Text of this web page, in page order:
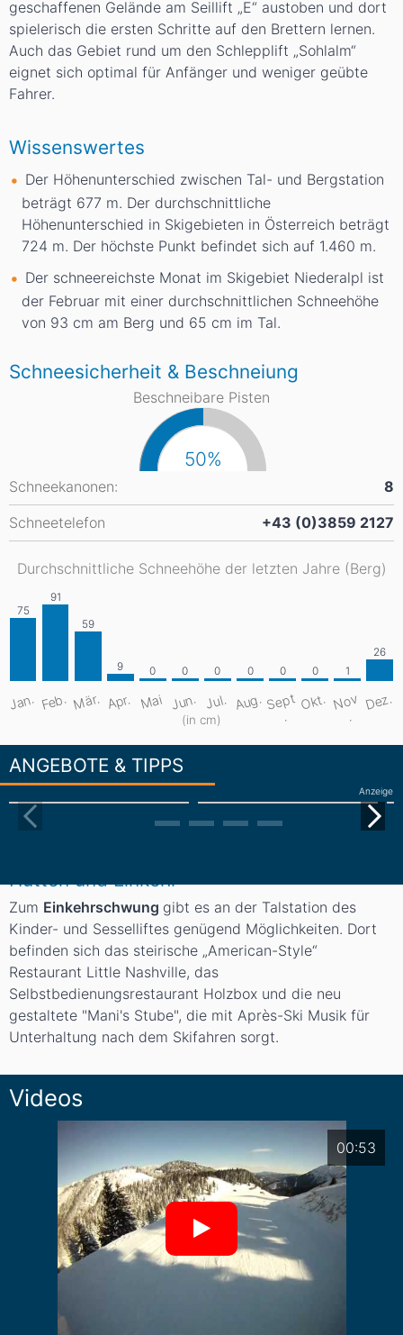
geschaffenen Gelände am Seillift „E“ austoben und dort
spielerisch die ersten Schritte auf den Brettern lernen.
Auch das Gebiet rund um den Schlepplift „Sohlalm“
eignet sich optimal für Anfänger und weniger geübte
Fahrer.
Wissenswertes
Der Höhenunterschied zwischen Tal- und Bergstation
beträgt 677 m. Der durchschnittliche
Höhenunterschied in Skigebieten in Österreich beträgt
724 m. Der höchste Punkt befindet sich auf 1.460 m.
Der schneereichste Monat im Skigebiet Niederalpl ist
der Februar mit einer durchschnittlichen Schneehöhe
von 93 cm am Berg und 65 cm im Tal.
Schneesicherheit & Beschneiung
Beschneibare Pisten
50%
Schneekanonen:
8
Schneetelefon
+43 (0)3859 2127
Durchschnittliche Schneehöhe der letzten Jahre (Berg)
Jan. Feb. Mär. Apr. Mai Jun. Jul. Aug. S
e
pt
.
Okt. N
o
v
.
Dez.
(in cm)
ANGEBOTE & TIPPS
Anzeige
Hütten und Einkehr
Zum Einkehrschwung gibt es an der Talstation des
Kinder- und Sesselliftes genügend Möglichkeiten. Dort
befinden sich das steirische „American-Style“
Restaurant Little Nashville, das
Selbstbedienungsrestaurant Holzbox und die neu
gestaltete "Mani's Stube", die mit Après-Ski Musik für
Unterhaltung nach dem Skifahren sorgt.
Videos
00:53